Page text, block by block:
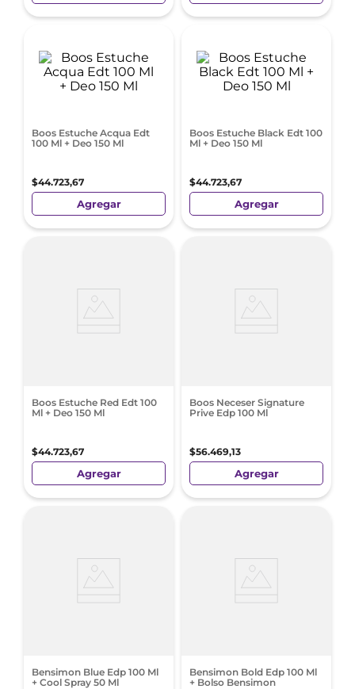
Boos Estuche Acqua Edt
100 Ml + Deo 150 Ml
$44.723,67
Agregar
Boos Estuche Black Edt 100
Ml + Deo 150 Ml
$44.723,67
Agregar
Boos Estuche Red Edt 100
Ml + Deo 150 Ml
$44.723,67
Agregar
Boos Neceser Signature
Prive Edp 100 Ml
$56.469,13
Agregar
Bensimon Blue Edp 100 Ml
+ Cool Spray 50 Ml
Bensimon Bold Edp 100 Ml
+ Bolso Bensimon